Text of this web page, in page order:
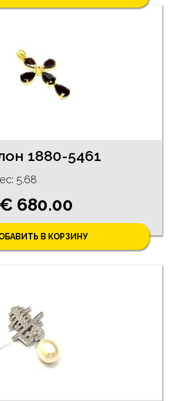
1880-5461
5.68
€ 680.00
В КОРЗИНУ